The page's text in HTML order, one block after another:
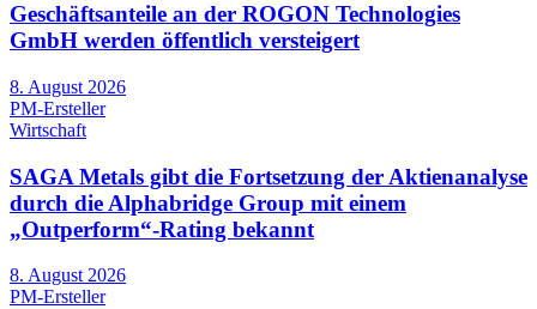
Geschäftsanteile an der ROGON Technologies
GmbH werden öffentlich versteigert
8. August 2026
PM-Ersteller
Wirtschaft
SAGA Metals gibt die Fortsetzung der Aktienanalyse
durch die Alphabridge Group mit einem
„Outperform“-Rating bekannt
8. August 2026
PM-Ersteller